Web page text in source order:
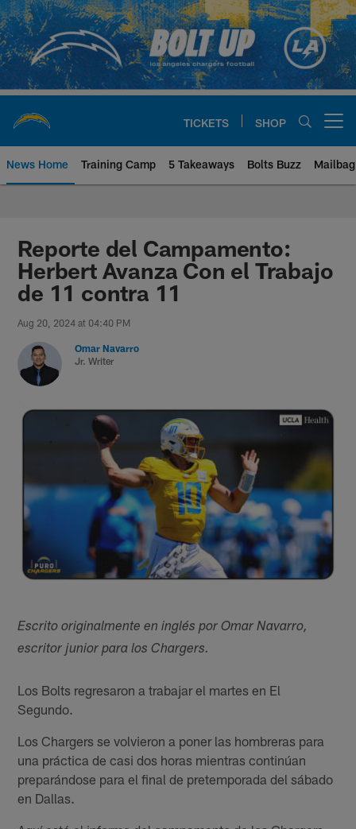
Skip
to
main
content
TICKETS SHOP
News Home Training Camp 5 Takeaways Bolts Buzz Mailbag
Chargers Official Site | Los
Reporte del Campamento:
Herbert Avanza Con el Trabajo
de 11 contra 11
Aug 20, 2024 at 04:40 PM
Omar Navarro
Jr. Writer
Escrito originalmente en inglés por Omar Navarro,
escritor junior para los Chargers.
Los Bolts regresaron a trabajar el martes en El
Segundo.
Los Chargers se volvieron a poner las hombreras para
una práctica de casi dos horas mientras continúan
preparándose para el final de pretemporada del sábado
en Dallas.